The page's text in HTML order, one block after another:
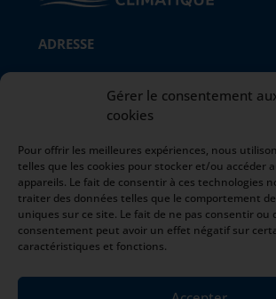
Gérer le consentement
cookies
Pour offrir les meilleures expériences, nous
telles que les cookies pour stocker et/ou accéder
appareils. Le fait de consentir à ces technologies
traiter des données telles que le comportement
uniques sur ce site. Le fait de ne pas consentir ou
consentement peut avoir un effet négatif sur
caractéristiques et fonctions.
ADRESSE
ZI Le Royeux
Rue Eugène Freyssinet
INFOS
Mentions légales
Politique de confidentialité
Plan du site